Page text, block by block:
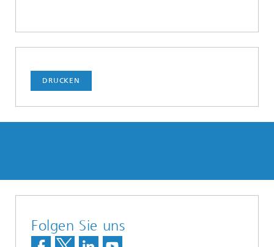
DRUCKEN
Folgen Sie uns